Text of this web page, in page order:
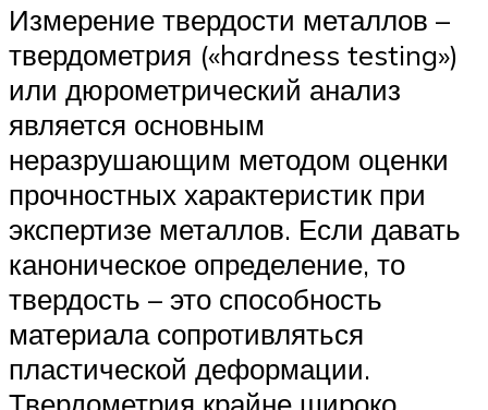
Измерение твердости металлов –
твердометрия («hardness testing»)
или дюрометрический анализ
является основным
неразрушающим методом оценки
прочностных характеристик при
экспертизе металлов. Если давать
каноническое определение, то
твердость – это способность
материала сопротивляться
пластической деформации.